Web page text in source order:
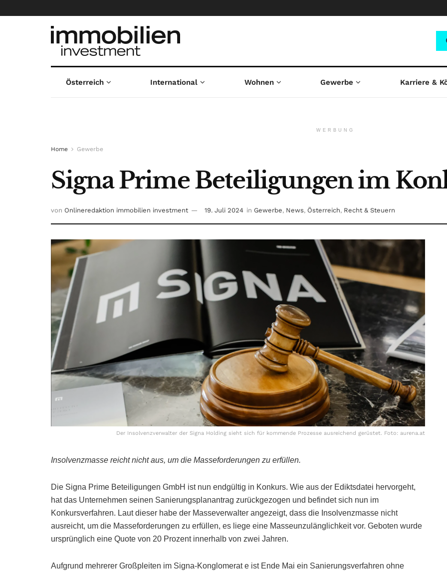
Österreich International Wohnen Gewerbe Karriere &
WERBUNG
Home Gewerbe
Signa Prime Beteiligungen im
von Onlineredaktion immobilien investment 19. Juli 2024 in Gewerbe, News, Österreich, Recht & Steuern
Der Insolvenzverwalter der Signa Holding sieht sich für kommende Prozesse ausreichend gerüstet. Foto: aurena.at
Insolvenzmasse reicht nicht aus, um die Masseforderungen zu erfüllen.
Die Signa Prime Beteiligungen GmbH ist nun endgültig in Konkurs. Wie aus der Ediktsdatei hervorgeht,
hat das Unternehmen seinen Sanierungsplanantrag zurückgezogen und befindet sich nun im
Konkursverfahren. Laut dieser habe der Masseverwalter angezeigt, dass die Insolvenzmasse nicht
ausreicht, um die Masseforderungen zu erfüllen, es liege eine Masseunzulänglichkeit vor. Geboten wurde
ursprünglich eine Quote von 20 Prozent innerhalb von zwei Jahren.
Aufgrund mehrerer Großpleiten im Signa-Konglomerat e ist Ende Mai ein Sanierungsverfahren ohne